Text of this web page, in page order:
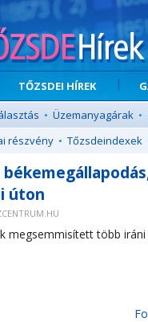
TŐZSDEI HÍREK
• Üzemanyagárak •
részvény • Tőzsdeindexek
úton
megsemmisített több